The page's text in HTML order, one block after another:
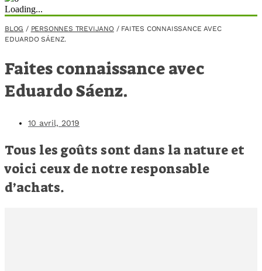
Loading...
BLOG / PERSONNES TREVIJANO / FAITES CONNAISSANCE AVEC
EDUARDO SÁENZ.
Faites connaissance avec
Eduardo Sáenz.
10 avril, 2019
Tous les goûts sont dans la nature et
voici ceux de notre responsable
d’achats.